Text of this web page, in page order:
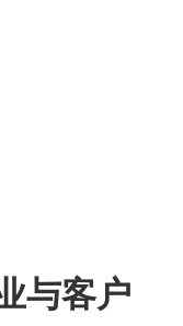
与客户